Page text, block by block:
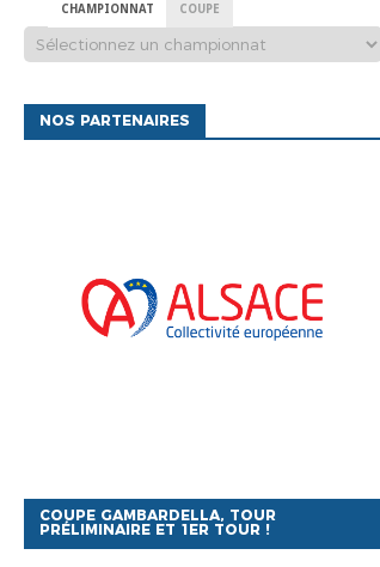
CHAMPIONNAT COUPE
NOS PARTENAIRES
COUPE GAMBARDELLA, TOUR
PRÉLIMINAIRE ET 1ER TOUR !